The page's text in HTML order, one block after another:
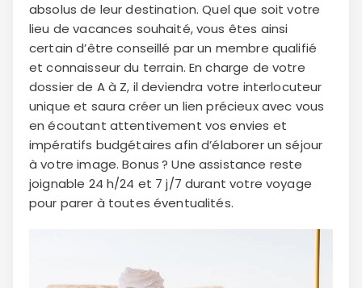
absolus de leur destination. Quel que soit votre
lieu de vacances souhaité, vous êtes ainsi
certain d’être conseillé par un membre qualifié
et connaisseur du terrain. En charge de votre
dossier de A à Z, il deviendra votre interlocuteur
unique et saura créer un lien précieux avec vous
en écoutant attentivement vos envies et
impératifs budgétaires afin d’élaborer un séjour
à votre image. Bonus ? Une assistance reste
joignable 24 h/24 et 7 j/7 durant votre voyage
pour parer à toutes éventualités.